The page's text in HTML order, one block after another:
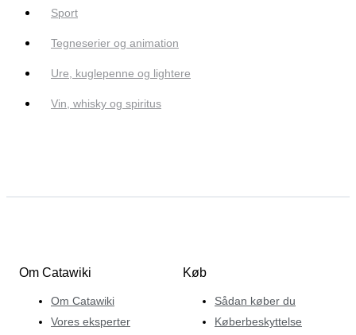
Sport
Tegneserier og animation
Ure, kuglepenne og lightere
Vin, whisky og spiritus
Om Catawiki
Om Catawiki
Vores eksperter
Køb
Sådan køber du
Køberbeskyttelse